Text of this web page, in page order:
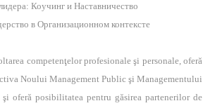
Коучинг и Нaставничество
в Организационном контексте
competenţelor profesionale şi personale, oferă
Noului Management Public şi Managementului
oferă posibilitatea pentru găsirea partenerilor de